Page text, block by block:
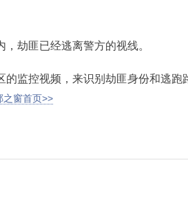
劫匪已经逃离警方的视线。
监控视频，来识别劫匪身份和逃跑
之窗首页>>